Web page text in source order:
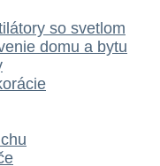
so svetlom
domu a bytu